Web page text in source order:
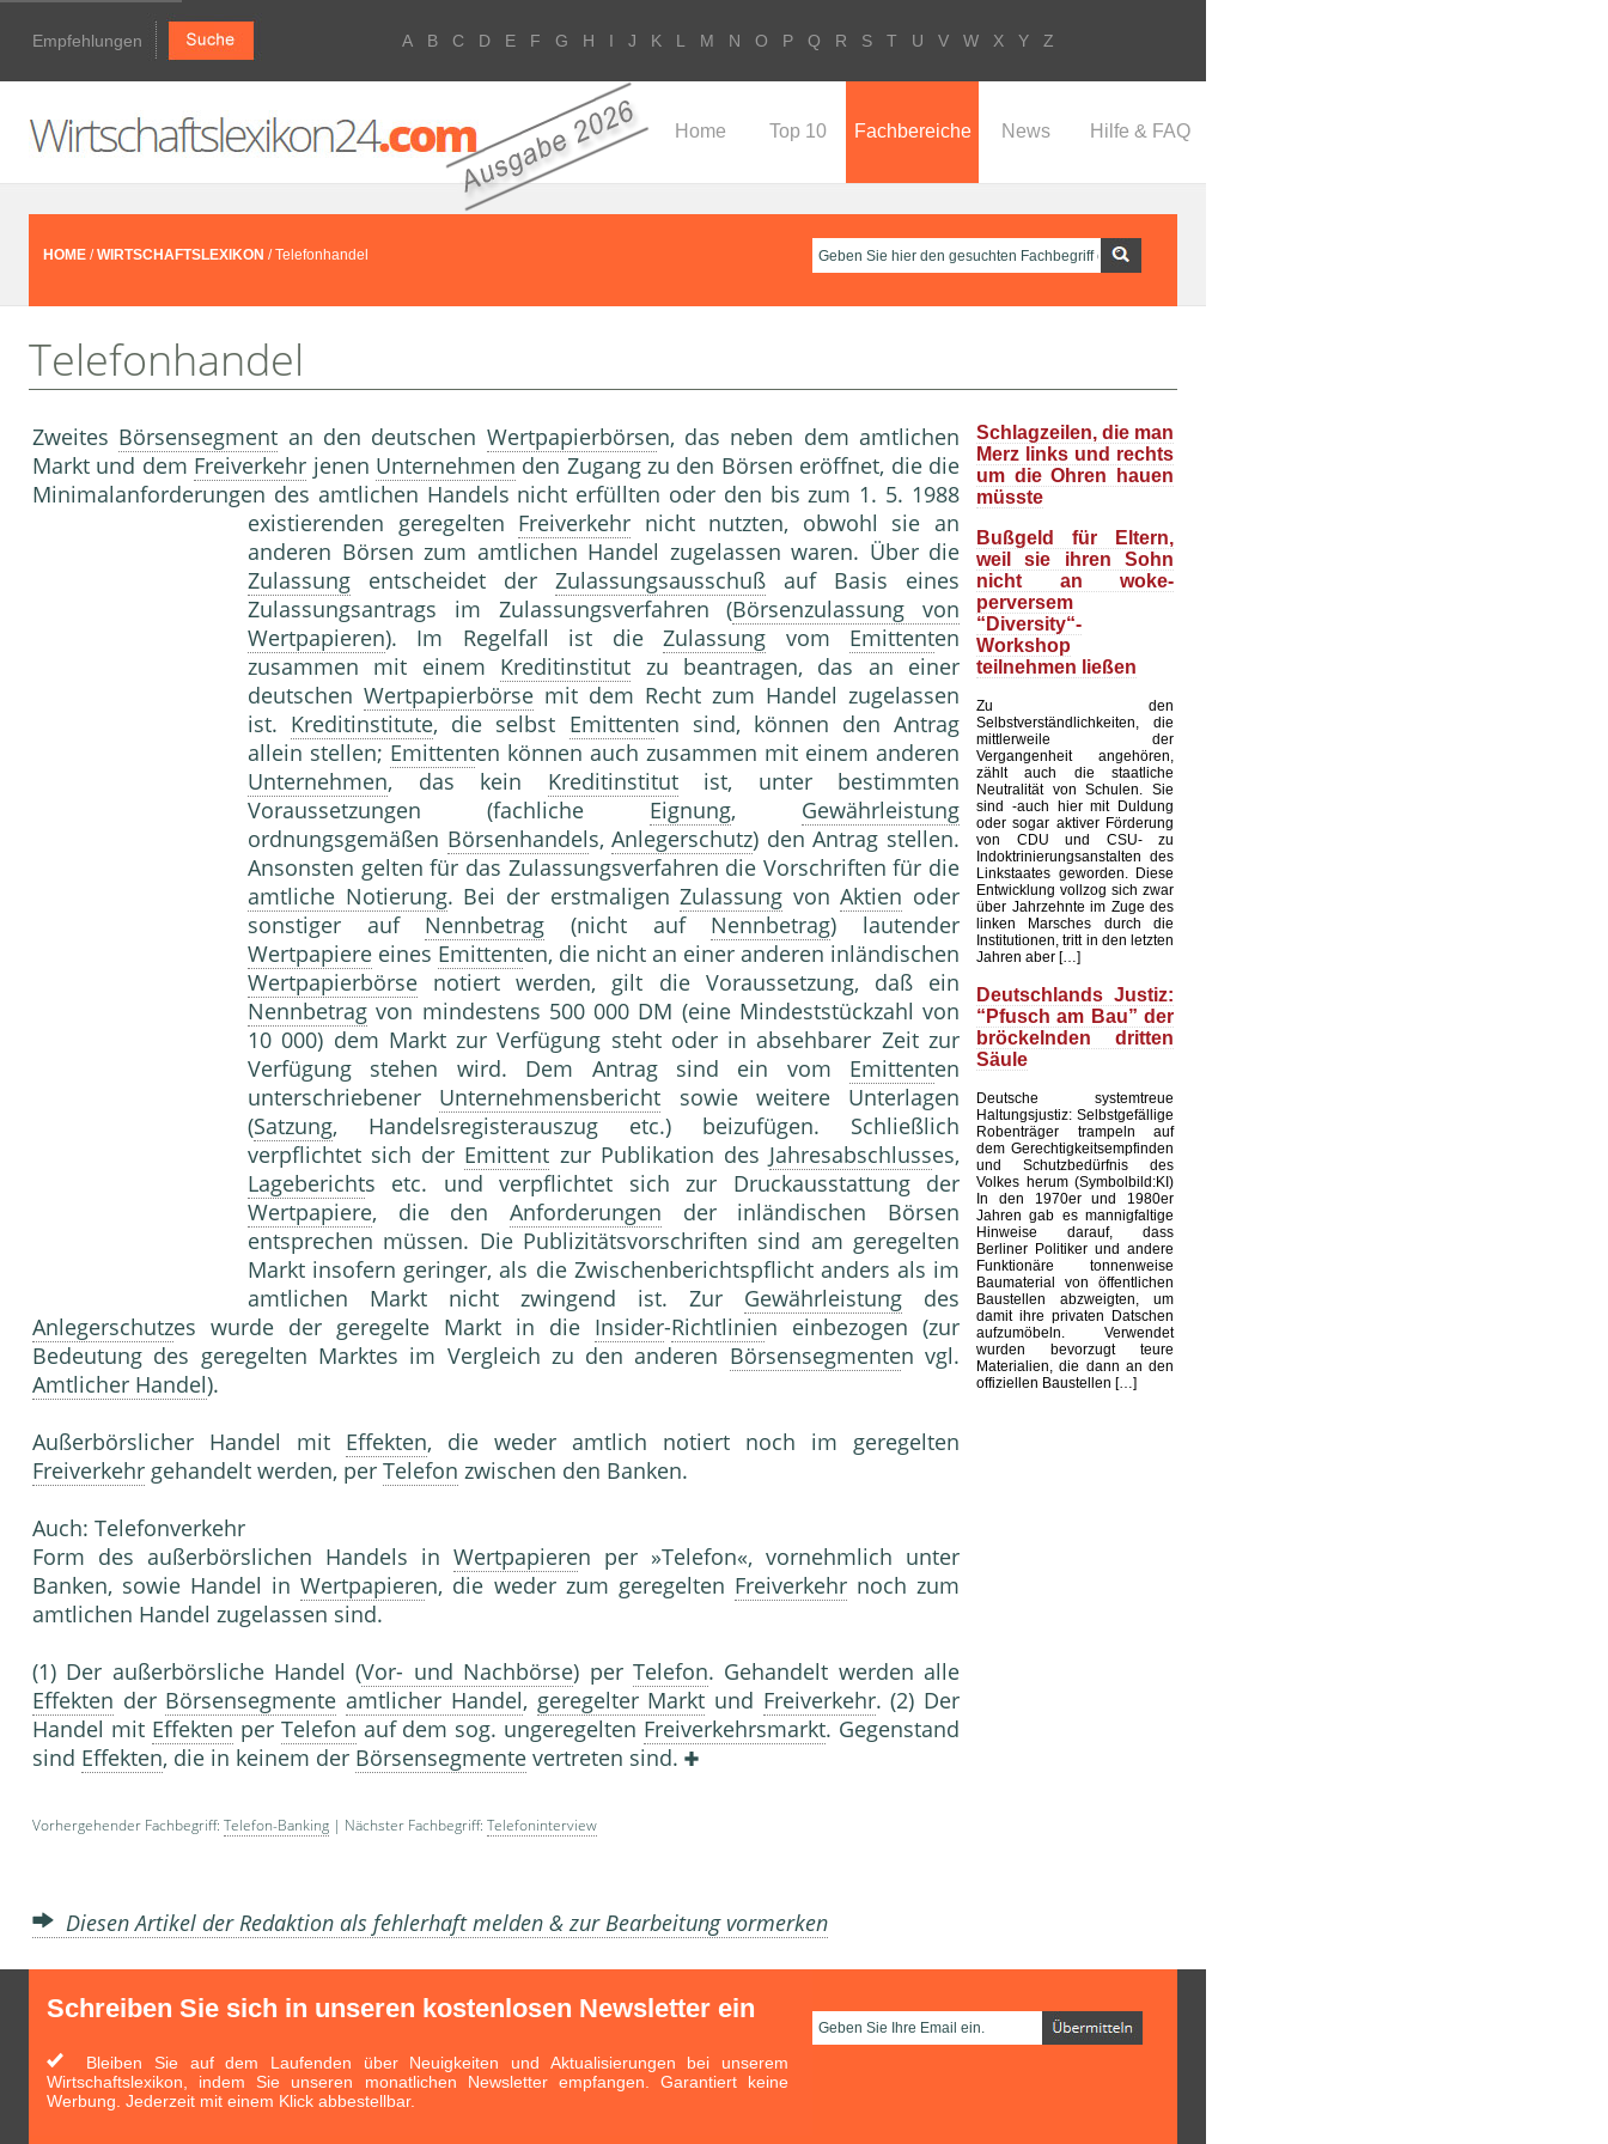
Empfehlungen A B C D E F G H I J K L M N O P Q R S T U V W X Y Z
Home Top 10 Fachbereiche News Hilfe & FAQ
HOME /WIRTSCHAFTSLEXIKON / Telefonhandel
Telefonhandel
Zweites Börsensegment an den deutschen Wertpapierbörsen, das neben dem amtlichen
Markt und dem Freiverkehr jenen Unternehmen den Zugang zu den Börsen eröffnet, die die
Minimalanforderungen des amtlichen Handels nicht erfüllten oder den bis zum 1. 5. 1988
existierenden geregelten Freiverkehr nicht nutzten, obwohl sie an
anderen Börsen zum amtlichen Handel zugelassen waren. Über die
Zulassung entscheidet der Zulassungsausschuß auf Basis eines
Zulassungsantrags im Zulassungsverfahren (Börsenzulassung von
Wertpapieren). Im Regelfall ist dieZulassung vom Emittenten
zusammen mit einem Kreditinstitut zu beantragen, das an einer
deutschen Wertpapierbörse mit dem Recht zum Handel zugelassen
ist. Kreditinstitute, die selbst Emittenten sind, können den Antrag
allein stellen; Emittenten können auch zusammen mit einem anderen
Unternehmen, das kein Kreditinstitutist, unter bestimmten
Voraussetzungen (fachliche Eignung, Gewährleistung
ordnungsgemäßen Börsenhandels,Anlegerschutz) den Antrag stellen.
Ansonsten gelten für das Zulassungsverfahren die Vorschriften für die
amtliche Notierung. Bei der erstmaligenZulassung vonAktien oder
sonstiger auf Nennbetrag (nicht auf Nennbetrag) lautender
Wertpapiere eines Emittenten, die nicht an einer anderen inländischen
Wertpapierbörse notiert werden, gilt die Voraussetzung, daß ein
Nennbetrag von mindestens 500 000 DM (eine Mindeststückzahl von
10 000) dem Markt zur Verfügung steht oder in absehbarer Zeit zur
Verfügung stehen wird. Dem Antrag sind ein vom Emittenten
unterschriebener Unternehmensbericht sowie weitere Unterlagen
(Satzung, Handelsregisterauszug etc.) beizufügen. Schließlich
verpflichtet sich der Emittent zur Publikation des Jahresabschlusses,
Lageberichts etc. und verpflichtet sich zur Druckausstattung der
Wertpapiere, die den Anforderungen der inländischen Börsen
entsprechen müssen. Die Publizitätsvorschriften sind am geregelten
Markt insofern geringer, als die Zwischenberichtspflicht anders als im
amtlichen Markt nicht zwingend ist. Zur Gewährleistung des
Anlegerschutzes wurde der geregelte Markt in die Insider-Richtlinien einbezogen (zur
Bedeutung des geregelten Marktes im Vergleich zu den anderen Börsensegmenten vgl.
Amtlicher Handel).
Außerbörslicher Handel mit Effekten, die weder amtlich notiert noch im geregelten
Freiverkehr gehandelt werden, per Telefon zwischen den Banken.
Auch: Telefonverkehr
Form des außerbörslichen Handels in Wertpapieren per »Telefon«, vornehmlich unter
Banken, sowie Handel inWertpapieren, die weder zum geregelten Freiverkehrnoch zum
amtlichen Handel zugelassen sind.
(1) Der außerbörsliche Handel (Vor- und Nachbörse) per Telefon. Gehandelt werden alle
Effekten der Börsensegmente amtlicher Handel, geregelter Markt und Freiverkehr. (2) Der
Handel mit Effekten per Telefon auf dem sog. ungeregelten Freiverkehrsmarkt. Gegenstand
sind Effekten, die in keinem der Börsensegmente vertreten sind.
Vorhergehender Fachbegriff: Telefon-Banking | Nächster Fachbegriff: Telefoninterview
Diesen Artikel der Redaktion als fehlerhaft melden & zur Bearbeitung vormerken
Schlagzeilen, die man
Merz links und rechts
um die Ohren hauen
müsste
Bußgeld für Eltern,
weil sie ihren Sohn
nicht an woke-
perversem
“Diversity“-
Workshop
teilnehmen ließen
Zu den
Selbstverständlichkeiten, die
mittlerweile der
Vergangenheit angehören,
zählt auch die staatliche
Neutralität von Schulen. Sie
sind -auch hier mit Duldung
oder sogar aktiver Förderung
von CDU und CSU- zu
Indoktrinierungsanstalten des
Linkstaates geworden. Diese
Entwicklung vollzog sich zwar
über Jahrzehnte im Zuge des
linken Marsches durch die
Institutionen, tritt in den letzten
Jahren aber […]
Deutschlands Justiz:
“Pfusch am Bau” der
bröckelnden dritten
Säule
Deutsche systemtreue
Haltungsjustiz: Selbstgefällige
Robenträger trampeln auf
dem Gerechtigkeitsempfinden
und Schutzbedürfnis des
Volkes herum (Symbolbild:KI)
In den 1970er und 1980er
Jahren gab es mannigfaltige
Hinweise darauf, dass
Berliner Politiker und andere
Funktionäre tonnenweise
Baumaterial von öffentlichen
Baustellen abzweigten, um
damit ihre privaten Datschen
aufzumöbeln. Verwendet
wurden bevorzugt teure
Materialien, die dann an den
offiziellen Baustellen […]
Schreiben Sie sich in unseren kostenlosen Newsletter ein
Bleiben Sie auf dem Laufenden über Neuigkeiten und Aktualisierungen bei unserem
Wirtschaftslexikon, indem Sie unseren monatlichen Newsletter empfangen. Garantiert keine
Werbung. Jederzeit mit einem Klick abbestellbar.